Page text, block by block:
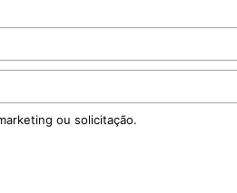
ou solicitação.